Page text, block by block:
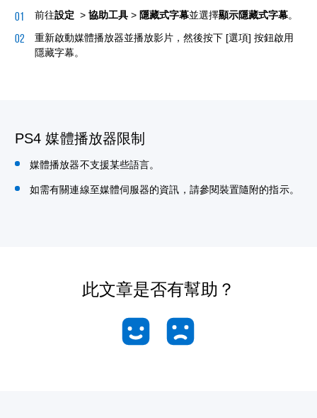
前往設定 > 協助工具 > 隱藏式字幕並選擇顯示隱藏式字幕。
重新啟動媒體播放器並播放影片，然後按下 [選項] 按鈕啟用
隱藏字幕。
PS4 媒體播放器限制
媒體播放器不支援某些語言。
如需有關連線至媒體伺服器的資訊，請參閱裝置隨附的指示。
此文章是否有幫助？